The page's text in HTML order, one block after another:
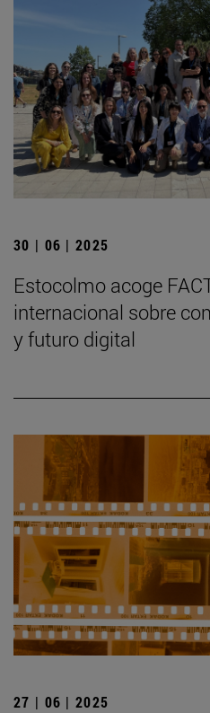
30 | 06 | 2025
Estocolmo acoge
internacional sobre
y futuro digital
27 | 06 | 2025